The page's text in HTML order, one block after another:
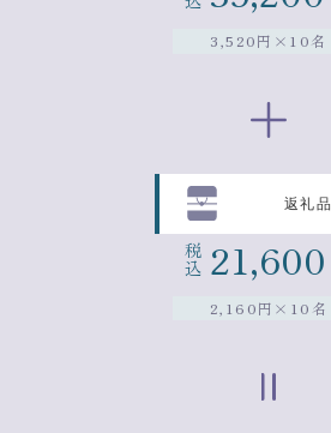
3,520円×10名
返礼品
税
込 21,600
2,160円×10名